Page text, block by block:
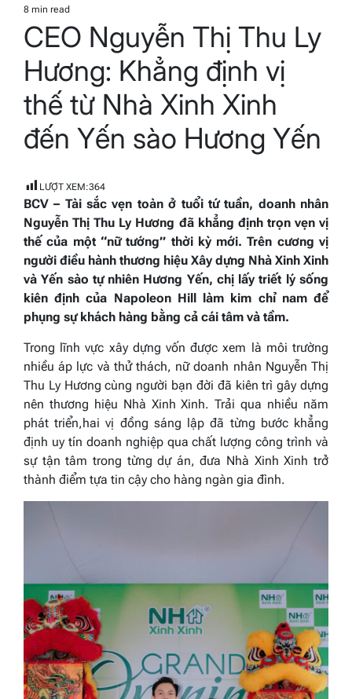
IN
Estimated
read
time
8 min read
CEO Nguyễn Thị Thu Ly
Hương: Khẳng định vị
thế từ Nhà Xinh Xinh
đến Yến sào Hương Yến
LƯỢT XEM:364
BCV – Tài sắc vẹn toàn ở tuổi tứ tuần, doanh nhân
Nguyễn Thị Thu Ly Hương đã khẳng định trọn vẹn vị
thế của một “nữ tướng” thời kỳ mới. Trên cương vị
người điều hành thương hiệu Xây dựng Nhà Xinh Xinh
và Yến sào tự nhiên Hương Yến, chị lấy triết lý sống
kiên định của Napoleon Hill làm kim chỉ nam để
phụng sự khách hàng bằng cả cái tâm và tầm.
Trong lĩnh vực xây dựng vốn được xem là môi trường
nhiều áp lực và thử thách, nữ doanh nhân Nguyễn Thị
Thu Ly Hương cùng người bạn đời đã kiên trì gây dựng
nên thương hiệu Nhà Xinh Xinh. Trải qua nhiều năm
phát triển,hai vị đồng sáng lập đã từng bước khẳng
định uy tín doanh nghiệp qua chất lượng công trình và
sự tận tâm trong từng dự án, đưa Nhà Xinh Xinh trở
thành điểm tựa tin cậy cho hàng ngàn gia đình.